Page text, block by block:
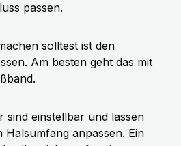
passen.
solltest ist den
Am besten geht das mit
sind einstellbar und lassen
anpassen. Ein